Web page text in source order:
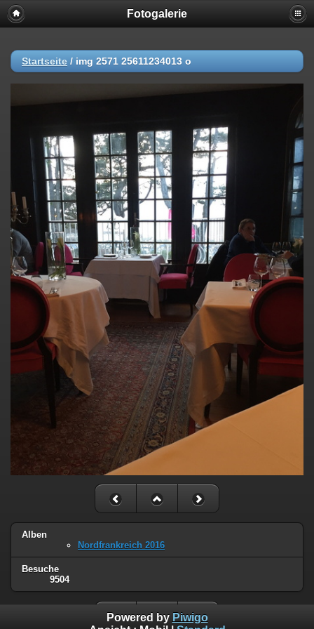
Fotogalerie
Startseite / img 2571 25611234013 o
Alben
Nordfrankreich 2016
Besuche
9504
Powered by Piwigo